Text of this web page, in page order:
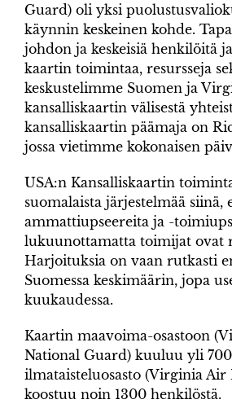
Guard) oli yksi
käynnin keskeinen kohde.
johdon ja keskeisiä henkilöitä
kaartin toimintaa, resursseja
keskustelimme Suomen ja
kansalliskaartin välisestä
kansalliskaartin päämaja on
jossa vietimme kokonaisen
USA:n Kansalliskaartin
suomalaista järjestelmää siinä,
ammattiupseereita ja -
lukuunottamatta toimijat ovat
Harjoituksia on vaan rutkasti
Suomessa keskimäärin, jopa
kuukaudessa.
Kaartin maavoima-osastoon
National Guard) kuuluu yli
ilmataisteluosasto (Virginia Air
koostuu noin 1300 henkilöstä.